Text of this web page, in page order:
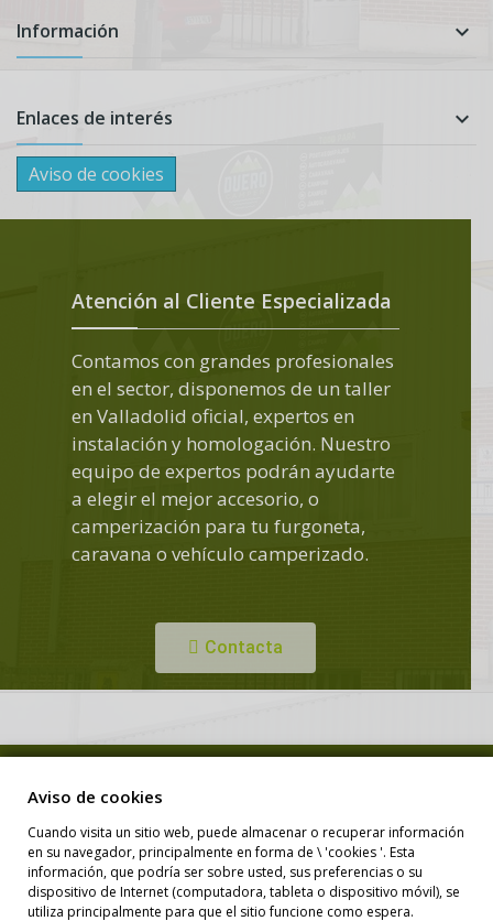
Información 
Enlaces de interés 
Aviso de cookies
Atención al Cliente Especializada
Contamos con grandes profesionales
en el sector, disponemos de un taller
en Valladolid oficial, expertos en
instalación y homologación. Nuestro
equipo de expertos podrán ayudarte
a elegir el mejor accesorio, o
camperización para tu furgoneta,
caravana o vehículo camperizado.
Contacta
Diseño Web
Aviso de cookies
Cuando visita un sitio web, puede almacenar o recuperar información
en su navegador, principalmente en forma de \ 'cookies '. Esta
información, que podría ser sobre usted, sus preferencias o su
dispositivo de Internet (computadora, tableta o dispositivo móvil), se
utiliza principalmente para que el sitio funcione como espera.